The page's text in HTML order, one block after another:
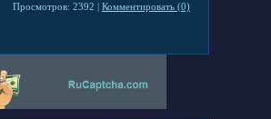
Просмотров: 2392 | Комментировать (0)